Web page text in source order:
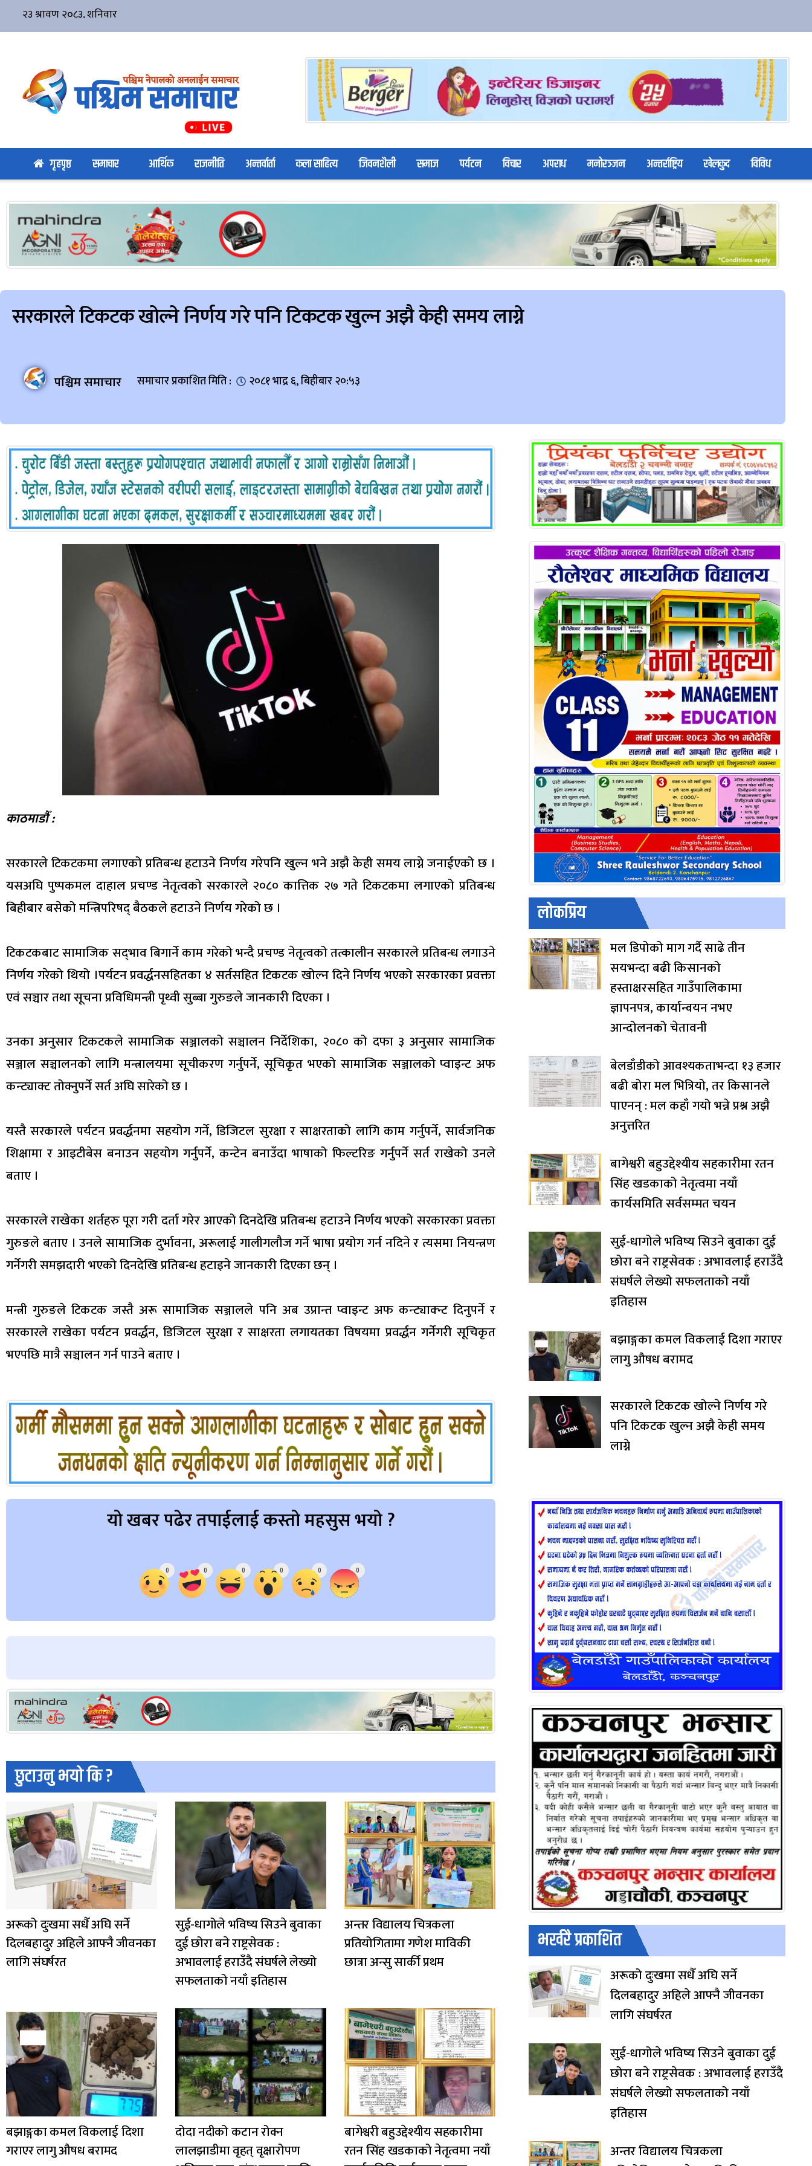
गृहपृष्ठ समाचार आर्थिक राजनीति अन्तर्वार्ता कला साहित्य जिवनशैली समाज पर्यटन विचार अपराध मनोरञ्जन अन्तर्राष्ट्रिय खेलकुद विविध
सरकारले टिकटक खोल्ने निर्णय गरे पनि टिकटक खुल्न अझै केही समय लाग्ने
पश्चिम समाचार समाचार प्रकाशित मिति : २०८१ भाद्र ६, बिहीबार २०:५३
काठमाडौँ :
सरकारले टिकटकमा लगाएको प्रतिबन्ध हटाउने निर्णय गरेपनि खुल्न भने अझै केही समय लाग्ने जनाईएको छ ।
यसअघि पुष्पकमल दाहाल प्रचण्ड नेतृत्वको सरकारले २०८० कात्तिक २७ गते टिकटकमा लगाएको प्रतिबन्ध
बिहीबार बसेको मन्त्रिपरिषद् बैठकले हटाउने निर्णय गरेको छ ।
टिकटकबाट सामाजिक सद्‍भाव बिगार्ने काम गरेको भन्दै प्रचण्ड नेतृत्वको तत्कालीन सरकारले प्रतिबन्ध लगाउने
निर्णय गरेको थियो ।पर्यटन प्रवर्द्धनसहितका ४ सर्तसहित टिकटक खोल्न दिने निर्णय भएको सरकारका प्रवक्ता
एवं सञ्चार तथा सूचना प्रविधिमन्त्री पृथ्वी सुब्बा गुरुङले जानकारी दिएका ।
उनका अनुसार टिकटकले सामाजिक सञ्जालको सञ्चालन निर्देशिका, २०८० को दफा ३ अनुसार सामाजिक
सञ्जाल सञ्चालनको लागि मन्त्रालयमा सूचीकरण गर्नुपर्ने, सूचिकृत भएको सामाजिक सञ्जालको प्वाइन्ट अफ
कन्ट्याक्ट तोक्नुपर्ने सर्त अघि सारेको छ ।
यस्तै सरकारले पर्यटन प्रवर्द्धनमा सहयोग गर्ने, डिजिटल सुरक्षा र साक्षरताको लागि काम गर्नुपर्ने, सार्वजनिक
शिक्षामा र आइटीबेस बनाउन सहयोग गर्नुपर्ने, कन्टेन बनाउँदा भाषाको फिल्टरिङ गर्नुपर्ने सर्त राखेको उनले
बताए ।
सरकारले राखेका शर्तहरु पूरा गरी दर्ता गरेर आएको दिनदेखि प्रतिबन्ध हटाउने निर्णय भएको सरकारका प्रवक्ता
गुरुङले बताए । उनले सामाजिक दुर्भावना, अरूलाई गालीगलौज गर्ने भाषा प्रयोग गर्न नदिने र त्यसमा नियन्त्रण
गर्नेगरी समझदारी भएको दिनदेखि प्रतिबन्ध हटाइने जानकारी दिएका छन् ।
मन्त्री गुरुङले टिकटक जस्तै अरू सामाजिक सञ्जालले पनि अब उप्रान्त प्वाइन्ट अफ कन्ट्याक्न्ट दिनुपर्ने र
सरकारले राखेका पर्यटन प्रवर्द्धन, डिजिटल सुरक्षा र साक्षरता लगायतका विषयमा प्रवर्द्धन गर्नेगरी सूचिकृत
भएपछि मात्रै सञ्चालन गर्न पाउने बताए ।
यो खबर पढेर तपाईलाई कस्तो महसुस भयो ?
0 0 0 0 0 0
छुटाउनु भयो कि ?
अरूको दुःखमा सधैँ अघि सर्ने
दिलबहादुर अहिले आफ्नै जीवनका
लागि संघर्षरत
सुई-धागोले भविष्य सिउने बुवाका
दुई छोरा बने राष्ट्रसेवक :
अभावलाई हराउँदै संघर्षले लेख्यो
सफलताको नयाँ इतिहास
अन्तर विद्यालय चित्रकला
प्रतियोगितामा गणेश माविकी
छात्रा अन्सु सार्की प्रथम
बझाङ्गका कमल विकलाई दिशा
गराएर लागु औषध बरामद
दोदा नदीको कटान रोक्न
लालझाडीमा वृहत् वृक्षारोपण
बागेश्वरी बहुउद्देश्यीय सहकारीमा
रतन सिंह खडकाको नेतृत्वमा नयाँ
लोकप्रिय
मल डिपोको माग गर्दै साढे तीन
सयभन्दा बढी किसानको
हस्ताक्षरसहित गाउँपालिकामा
ज्ञापनपत्र, कार्यान्वयन नभए
आन्दोलनको चेतावनी
बेलडाँडीको आवश्यकताभन्दा १३ हजार
बढी बोरा मल भित्रियो, तर किसानले
पाएनन् : मल कहाँ गयो भन्ने प्रश्न अझै
अनुत्तरित
बागेश्वरी बहुउद्देश्यीय सहकारीमा रतन
सिंह खडकाको नेतृत्वमा नयाँ
कार्यसमिति सर्वसम्मत चयन
सुई-धागोले भविष्य सिउने बुवाका दुई
छोरा बने राष्ट्रसेवक : अभावलाई हराउँदै
संघर्षले लेख्यो सफलताको नयाँ
इतिहास
बझाङ्गका कमल विकलाई दिशा गराएर
लागु औषध बरामद
सरकारले टिकटक खोल्ने निर्णय गरे
पनि टिकटक खुल्न अझै केही समय
लाग्ने
भर्खरै प्रकाशित
अरूको दुःखमा सधैँ अघि सर्ने
दिलबहादुर अहिले आफ्नै जीवनका
लागि संघर्षरत
सुई-धागोले भविष्य सिउने बुवाका दुई
छोरा बने राष्ट्रसेवक : अभावलाई हराउँदै
संघर्षले लेख्यो सफलताको नयाँ
इतिहास
अन्तर विद्यालय चित्रकला